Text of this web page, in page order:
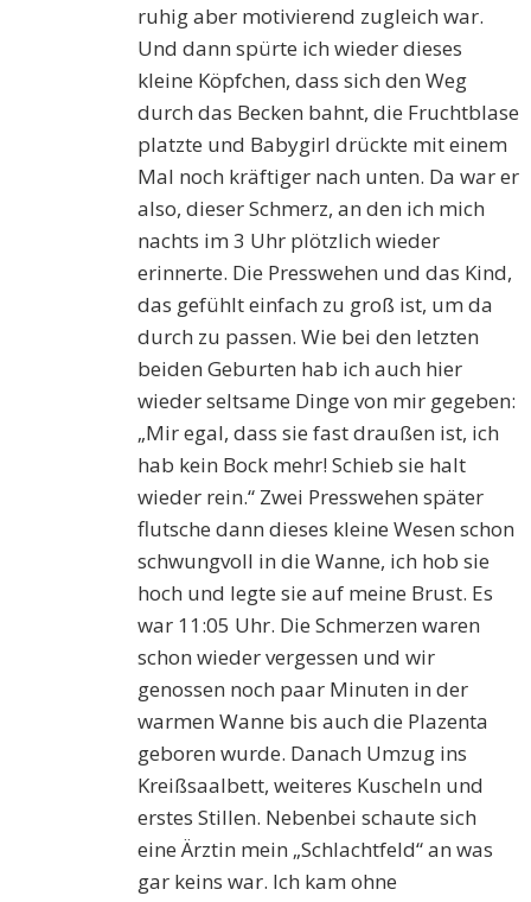
ruhig aber motivierend zugleich war.
Und dann spürte ich wieder dieses
kleine Köpfchen, dass sich den Weg
durch das Becken bahnt, die Fruchtblase
platzte und Babygirl drückte mit einem
Mal noch kräftiger nach unten. Da war er
also, dieser Schmerz, an den ich mich
nachts im 3 Uhr plötzlich wieder
erinnerte. Die Presswehen und das Kind,
das gefühlt einfach zu groß ist, um da
durch zu passen. Wie bei den letzten
beiden Geburten hab ich auch hier
wieder seltsame Dinge von mir gegeben:
„Mir egal, dass sie fast draußen ist, ich
hab kein Bock mehr! Schieb sie halt
wieder rein.“ Zwei Presswehen später
flutsche dann dieses kleine Wesen schon
schwungvoll in die Wanne, ich hob sie
hoch und legte sie auf meine Brust. Es
war 11:05 Uhr. Die Schmerzen waren
schon wieder vergessen und wir
genossen noch paar Minuten in der
warmen Wanne bis auch die Plazenta
geboren wurde. Danach Umzug ins
Kreißsaalbett, weiteres Kuscheln und
erstes Stillen. Nebenbei schaute sich
eine Ärztin mein „Schlachtfeld“ an was
gar keins war. Ich kam ohne